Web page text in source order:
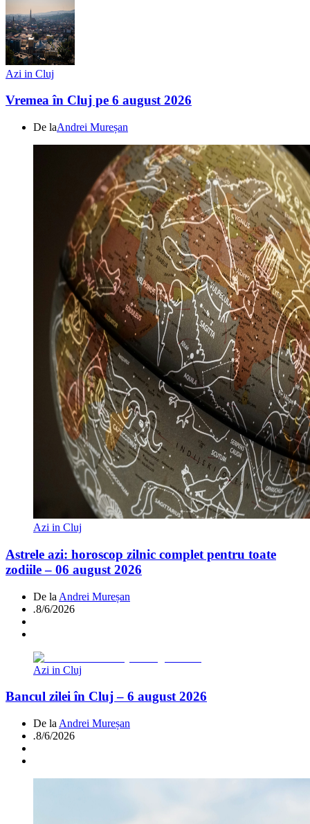
Azi in Cluj
Vremea în Cluj pe 6 august 2026
De laAndrei Mureșan
Azi in Cluj
Astrele azi: horoscop zilnic complet pentru toate
zodiile – 06 august 2026
De la Andrei Mureșan
.8/6/2026
Azi in Cluj
Bancul zilei în Cluj – 6 august 2026
De la Andrei Mureșan
.8/6/2026